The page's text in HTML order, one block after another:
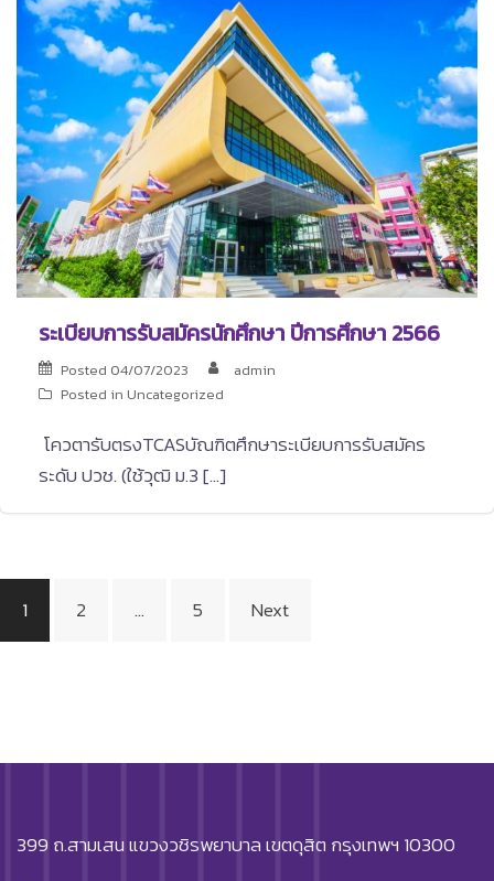
ระเบียบการรับสมัครนักศึกษา ปีการศึกษา 2566
Posted 04/07/2023
admin
Posted in Uncategorized
โควตารับตรงTCASบัณฑิตศึกษาระเบียบการรับสมัคร
ระดับ ปวช. (ใช้วุฒิ ม.3 […]
Posts
pagination
1 2 … 5 Next
399 ถ.สามเสน แขวงวชิรพยาบาล เขตดุสิต กรุงเทพฯ 10300